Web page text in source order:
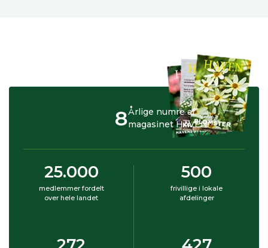
Årlige numre af
magasinet HAVEN
8
25.000
medlemmer fordelt
over hele landet
500
frivillige i lokale
afdelinger